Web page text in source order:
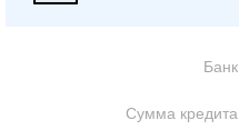
Банк
Сумма кредита